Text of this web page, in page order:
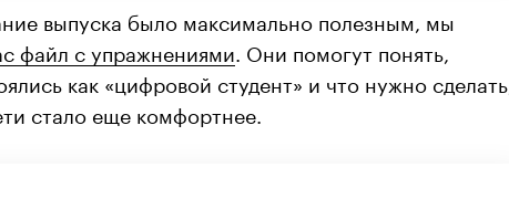
выпуска было максимально полезным, мы
файл с упражнениями . Они помогут понять,
как «цифровой студент» и что нужно сделать,
стало еще комфортнее.